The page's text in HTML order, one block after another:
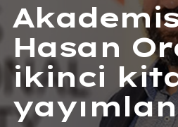
Hasan
ikinci